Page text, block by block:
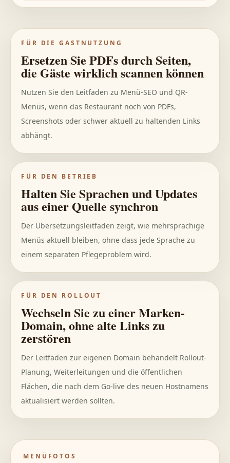
FÜR DIE GASTNUTZUNG
Ersetzen Sie PDFs durch Seiten,
die Gäste wirklich scannen können
Nutzen Sie den Leitfaden zu Menü-SEO und QR-
Menüs, wenn das Restaurant noch von PDFs,
Screenshots oder schwer aktuell zu haltenden Links
abhängt.
FÜR DEN BETRIEB
Halten Sie Sprachen und Updates
aus einer Quelle synchron
Der Übersetzungsleitfaden zeigt, wie mehrsprachige
Menüs aktuell bleiben, ohne dass jede Sprache zu
einem separaten Pflegeproblem wird.
FÜR DEN ROLLOUT
Wechseln Sie zu einer Marken-
Domain, ohne alte Links zu
zerstören
Der Leitfaden zur eigenen Domain behandelt Rollout-
Planung, Weiterleitungen und die öffentlichen
Flächen, die nach dem Go-live des neuen Hostnamens
aktualisiert werden sollten.
MENÜFOTOS